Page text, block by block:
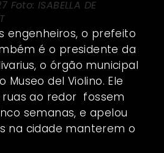
ISABELLA DE
engenheiros, o prefeito
é o presidente da
o órgão municipal
Museo del Violino. Ele
ruas ao redor fossem
semanas, e apelou
na cidade manterem o